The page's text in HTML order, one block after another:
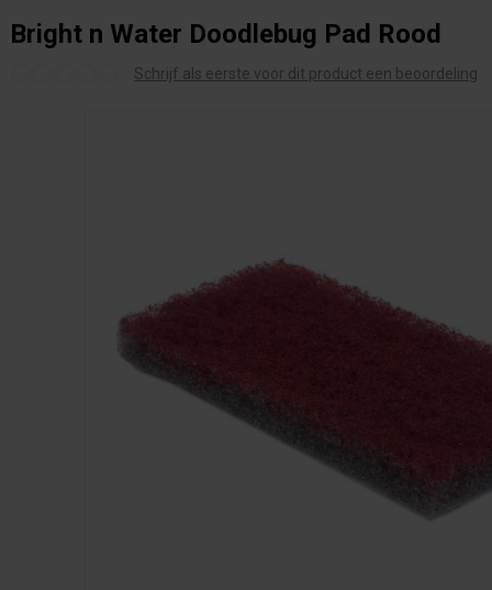
Bright n Water Doodlebug Pad Rood
Schrijf als eerste voor dit product een beoordeling